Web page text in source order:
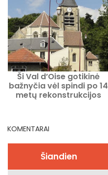
Ši Val d’Oise gotikinė
bažnyčia vėl spindi po 14
metų rekonstrukcijos
KOMENTARAI
Šiandien